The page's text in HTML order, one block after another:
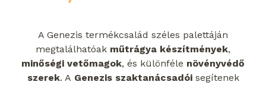
A Genezis termékcsalád széles palettáján
megtalálhatóak műtrágya készítmények,
minőségi vetőmagok, és különféle növényvédő
szerek. A Genezis szaktanácsadóisegítenek